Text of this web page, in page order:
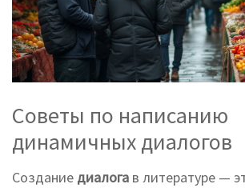
Советы по написанию
динамичных диалогов
Создание диалога в литературе —